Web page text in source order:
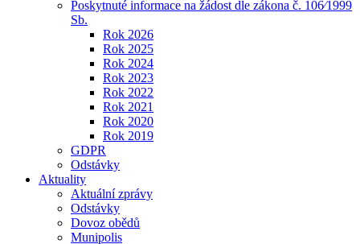
Poskytnuté informace na žádost dle zákona č. 106⁄1999
Sb.
Rok 2026
Rok 2025
Rok 2024
Rok 2023
Rok 2022
Rok 2021
Rok 2020
Rok 2019
GDPR
Odstávky
Aktuality
Aktuální zprávy
Odstávky
Dovoz obědů
Munipolis